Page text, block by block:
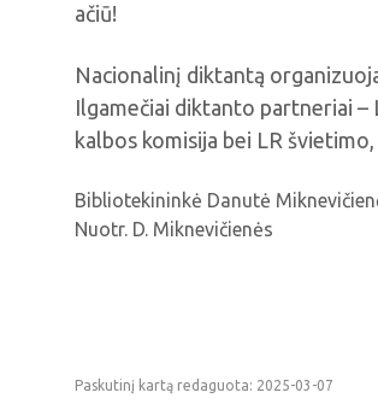
ačiū!
Nacionalinį diktantą
Ilgamečiai diktanto partneriai
kalbos komisija bei LR
Bibliotekininkė Danutė
Nuotr. D. Miknevičienės
Paskutinį kartą redaguota: 2025-03-07